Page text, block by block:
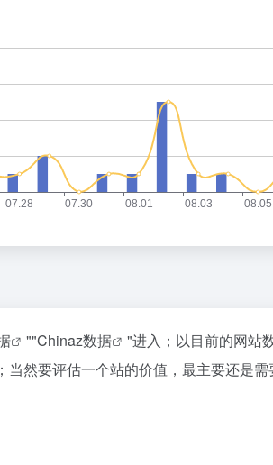
""Chinaz数据
"进入；以目前的网站
然要评估一个站的价值，最主要还是